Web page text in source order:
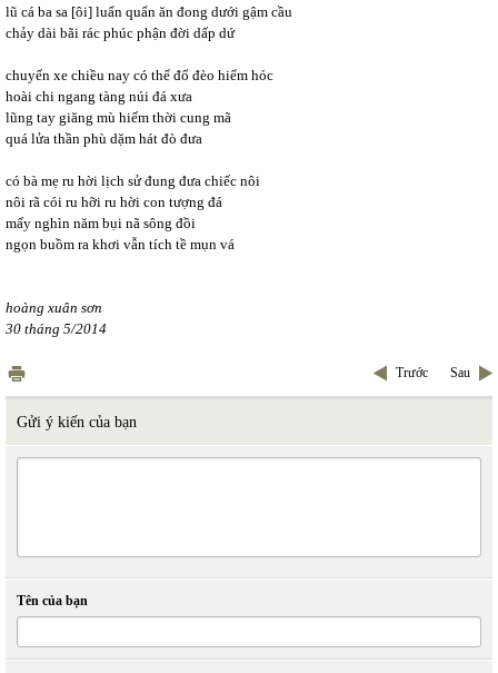
lũ cá ba sa [ôi] luẩn quẩn ăn đong dưới gậm cầu
chảy dài bãi rác phúc phận đời dấp dứ
chuyến xe chiều nay có thể đổ đèo hiểm hóc
hoài chi ngang tàng núi đá xưa
lũng tay giăng mù hiếm thời cung mã
quá lửa thần phù dặm hát đò đưa
có bà mẹ ru hời lịch sử đung đưa chiếc nôi
nôi rã cói ru hỡi ru hời con tượng đá
mấy nghìn năm bụi nã sông đồi
ngọn buồm ra khơi vẫn tích tề mụn vá
hoàng xuân sơn
30 tháng 5/2014
Trước Sau
Gửi ý kiến của bạn
Tên của bạn